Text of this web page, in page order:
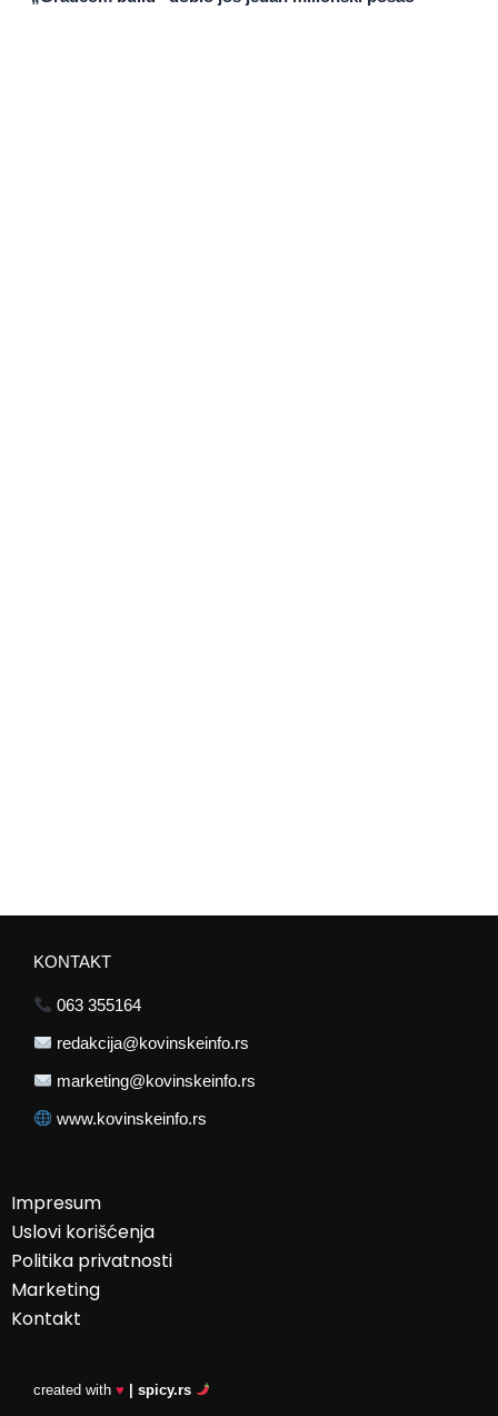
KONTAKT
063 355164
redakcija@kovinskeinfo.rs
marketing@kovinskeinfo.rs
www.kovinskeinfo.rs
Impresum
Uslovi korišćenja
Politika privatnosti
Marketing
Kontakt
created with ♥ | spicy.rs